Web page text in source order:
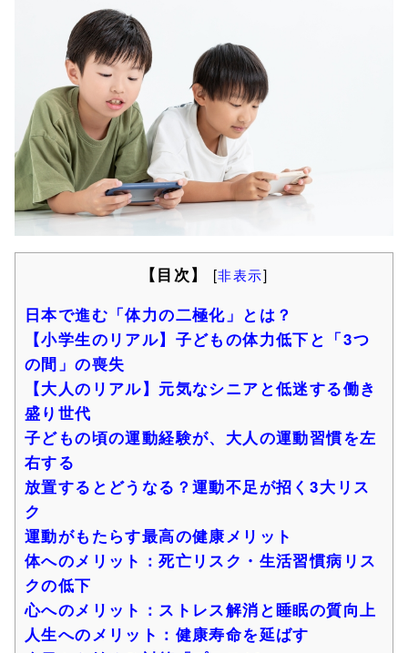
【目次】 [非表示]
日本で進む「体力の二極化」とは？
【小学生のリアル】子どもの体力低下と「3つ
の間」の喪失
【大人のリアル】元気なシニアと低迷する働き
盛り世代
子どもの頃の運動経験が、大人の運動習慣を左
右する
放置するとどうなる？運動不足が招く3大リス
ク
運動がもたらす最高の健康メリット
体へのメリット：死亡リスク・生活習慣病リス
クの低下
心へのメリット：ストレス解消と睡眠の質向上
人生へのメリット：健康寿命を延ばす